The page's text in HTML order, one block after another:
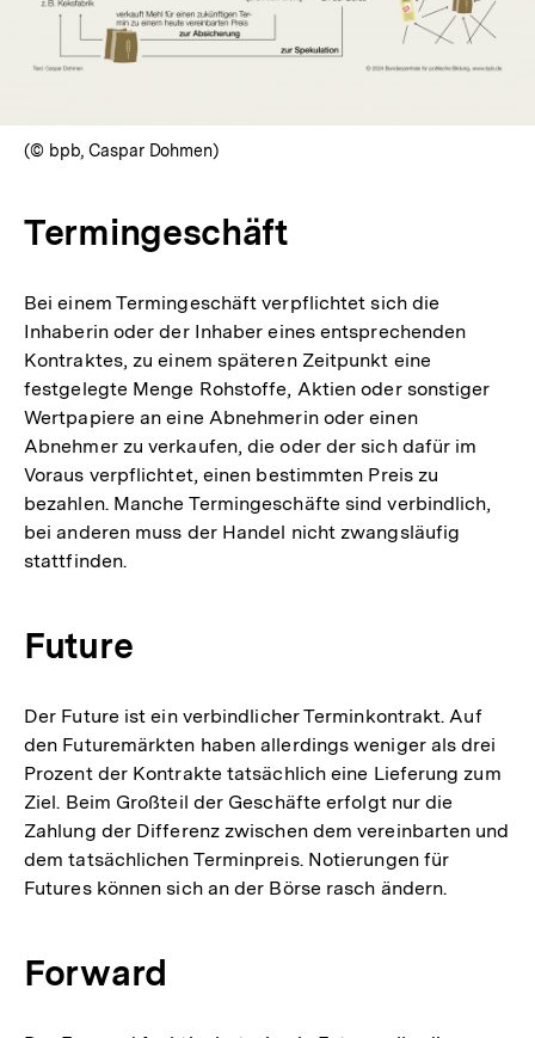
(© bpb, Caspar Dohmen)
Termingeschäft
Bei einem Termingeschäft verpflichtet sich die
Inhaberin oder der Inhaber eines entsprechenden
Kontraktes, zu einem späteren Zeitpunkt eine
festgelegte Menge Rohstoffe, Aktien oder sonstiger
Wertpapiere an eine Abnehmerin oder einen
Abnehmer zu verkaufen, die oder der sich dafür im
Voraus verpflichtet, einen bestimmten Preis zu
bezahlen. Manche Termingeschäfte sind verbindlich,
bei anderen muss der Handel nicht zwangsläufig
stattfinden.
Future
Der Future ist ein verbindlicher Terminkontrakt. Auf
den Futuremärkten haben allerdings weniger als drei
Prozent der Kontrakte tatsächlich eine Lieferung zum
Ziel. Beim Großteil der Geschäfte erfolgt nur die
Zahlung der Differenz zwischen dem vereinbarten und
dem tatsächlichen Terminpreis. Notierungen für
Futures können sich an der Börse rasch ändern.
Forward